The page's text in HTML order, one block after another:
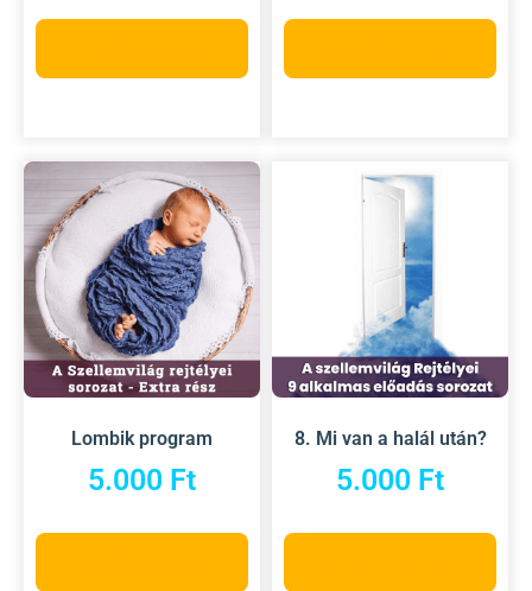
Lombik program
5.000 Ft
8. Mi van a halál után?
5.000 Ft